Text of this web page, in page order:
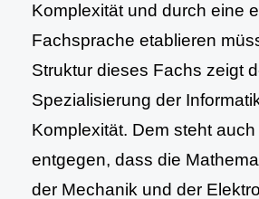
Komplexität und durch eine
Fachsprache etablieren
Struktur dieses Fachs zeigt
Spezialisierung der
Komplexität. Dem steht
entgegen, dass die
der Mechanik und der